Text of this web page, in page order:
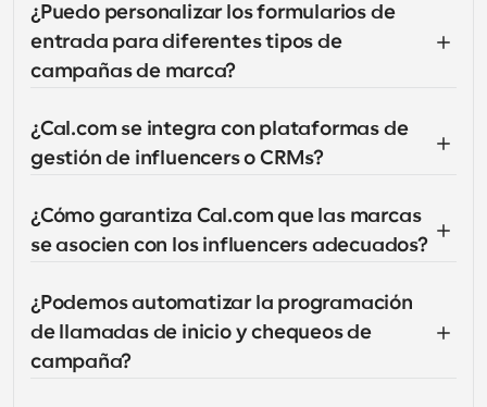
¿Puedo personalizar los formularios de
entrada para diferentes tipos de
campañas de marca?
¿Cal.com se integra con plataformas de
gestión de influencers o CRMs?
¿Cómo garantiza Cal.com que las marcas
se asocien con los influencers adecuados?
¿Podemos automatizar la programación
de llamadas de inicio y chequeos de
campaña?